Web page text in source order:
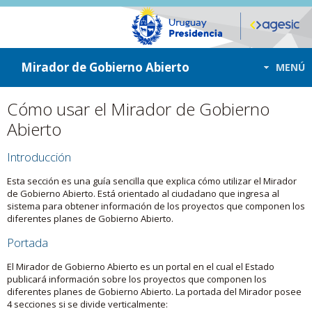
ir a contenido
ir al menú
Mirador de Gobierno Abierto MENÚ
Cómo usar el Mirador de Gobierno
Abierto
Introducción
Esta sección es una guía sencilla que explica cómo utilizar el Mirador
de Gobierno Abierto. Está orientado al ciudadano que ingresa al
sistema para obtener información de los proyectos que componen los
diferentes planes de Gobierno Abierto.
Portada
El Mirador de Gobierno Abierto es un portal en el cual el Estado
publicará información sobre los proyectos que componen los
diferentes planes de Gobierno Abierto. La portada del Mirador posee
4 secciones si se divide verticalmente: